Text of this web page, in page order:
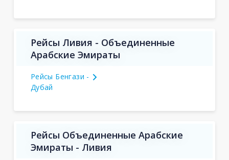
Рейсы Ливия - Объединенные
Арабские Эмираты
Рейсы Бенгази -
Дубай
Рейсы Объединенные Арабские
Эмираты - Ливия